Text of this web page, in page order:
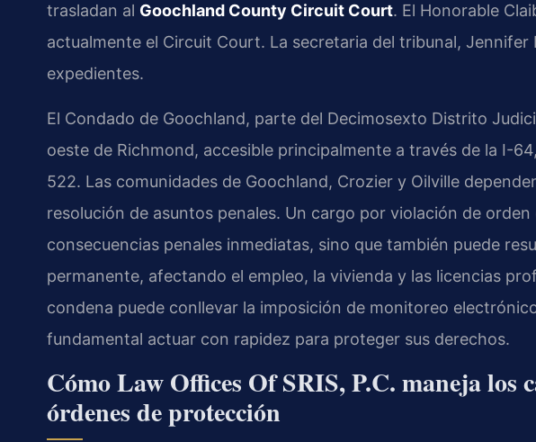
trasladan al Goochland County Circuit Court. El Honorable
actualmente el Circuit Court. La secretaria del tribunal, Jennifer
expedientes.
El Condado de Goochland, parte del Decimosexto Distrito
oeste de Richmond, accesible principalmente a través de la I-
522. Las comunidades de Goochland, Crozier y Oilville
resolución de asuntos penales. Un cargo por violación de
consecuencias penales inmediatas, sino que también puede
permanente, afectando el empleo, la vivienda y las licencias
condena puede conllevar la imposición de monitoreo
fundamental actuar con rapidez para proteger sus derechos.
Cómo Law Offices Of SRIS, P.C. maneja los
órdenes de protección